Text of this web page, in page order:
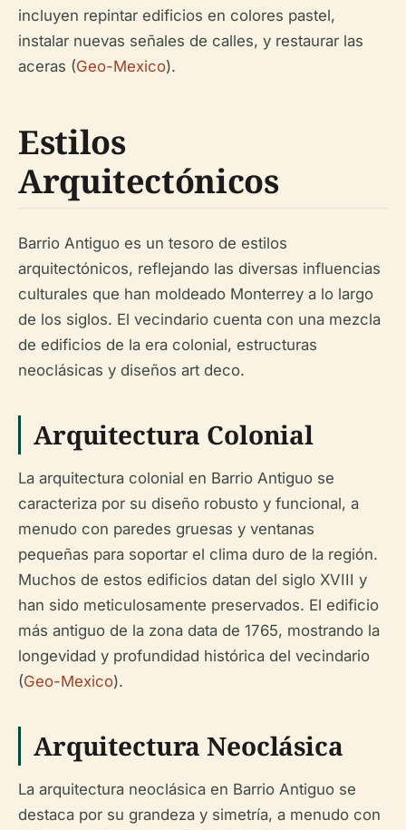
incluyen repintar edificios en colores pastel,
instalar nuevas señales de calles, y restaurar las
aceras (Geo-Mexico).
Estilos
Arquitectónicos
Barrio Antiguo es un tesoro de estilos
arquitectónicos, reflejando las diversas influencias
culturales que han moldeado Monterrey a lo largo
de los siglos. El vecindario cuenta con una mezcla
de edificios de la era colonial, estructuras
neoclásicas y diseños art deco.
Arquitectura Colonial
La arquitectura colonial en Barrio Antiguo se
caracteriza por su diseño robusto y funcional, a
menudo con paredes gruesas y ventanas
pequeñas para soportar el clima duro de la región.
Muchos de estos edificios datan del siglo XVIII y
han sido meticulosamente preservados. El edificio
más antiguo de la zona data de 1765, mostrando la
longevidad y profundidad histórica del vecindario
(Geo-Mexico).
Arquitectura Neoclásica
La arquitectura neoclásica en Barrio Antiguo se
destaca por su grandeza y simetría, a menudo con